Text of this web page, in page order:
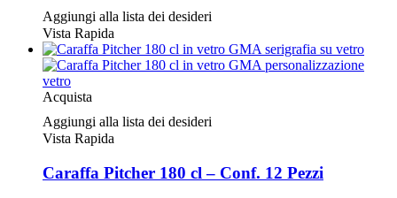
Aggiungi alla lista dei desideri
Vista Rapida
Acquista
Aggiungi alla lista dei desideri
Vista Rapida
Caraffa Pitcher 180 cl – Conf. 12 Pezzi